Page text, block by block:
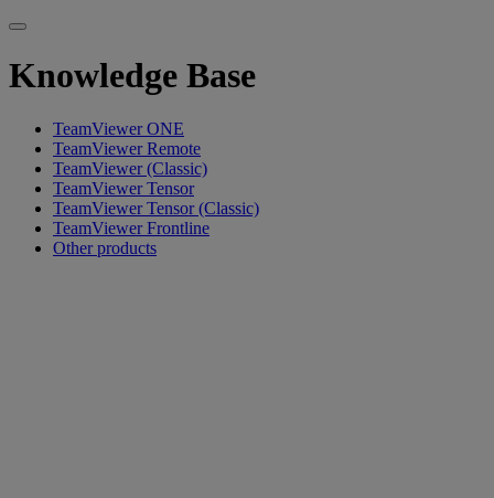
Knowledge Base
TeamViewer ONE
TeamViewer Remote
TeamViewer (Classic)
TeamViewer Tensor
TeamViewer Tensor (Classic)
TeamViewer Frontline
Other products